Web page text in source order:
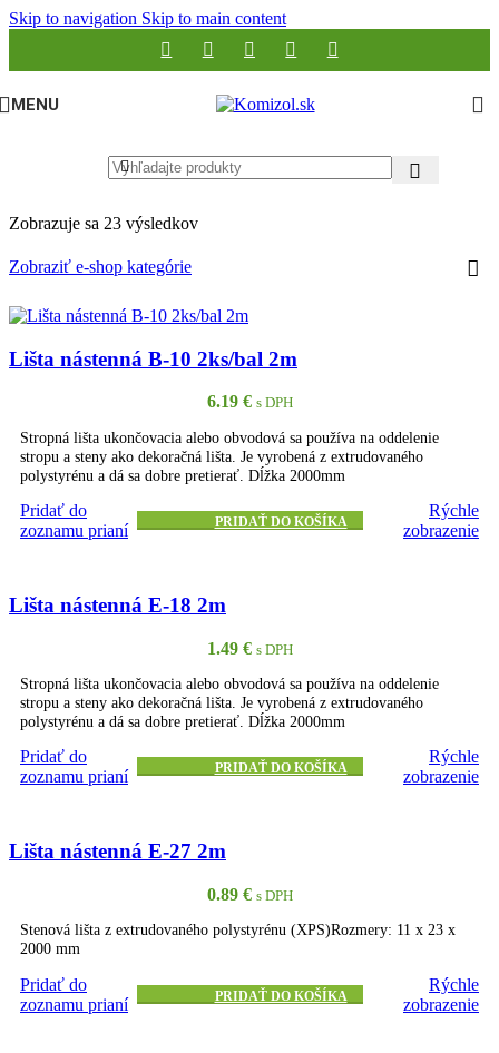
Skip to navigation Skip to main content
MENU
Zobrazuje sa 23 výsledkov
Zobraziť e-shop kategórie
Lišta nástenná B-10 2ks/bal 2m
6.19 € s DPH
Stropná lišta ukončovacia alebo obvodová sa používa na oddelenie
stropu a steny ako dekoračná lišta. Je vyrobená z extrudovaného
polystyrénu a dá sa dobre pretierať. Dĺžka 2000mm
Pridať do
zoznamu prianí
PRIDAŤ DO KOŠÍKA
Rýchle
zobrazenie
Lišta nástenná E-18 2m
1.49 € s DPH
Stropná lišta ukončovacia alebo obvodová sa používa na oddelenie
stropu a steny ako dekoračná lišta. Je vyrobená z extrudovaného
polystyrénu a dá sa dobre pretierať. Dĺžka 2000mm
Pridať do
zoznamu prianí
PRIDAŤ DO KOŠÍKA
Rýchle
zobrazenie
Lišta nástenná E-27 2m
0.89 € s DPH
Stenová lišta z extrudovaného polystyrénu (XPS)Rozmery: 11 x 23 x
2000 mm
Pridať do
zoznamu prianí
PRIDAŤ DO KOŠÍKA
Rýchle
zobrazenie